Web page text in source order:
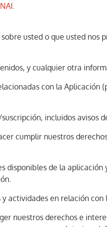
.
usted o que usted
y cualquier otra
con la
incluidos avisos
cumplir nuestros
disponibles de la
actividades en relación
nuestros derechos e